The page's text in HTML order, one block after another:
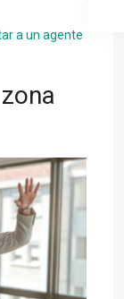
a un agente